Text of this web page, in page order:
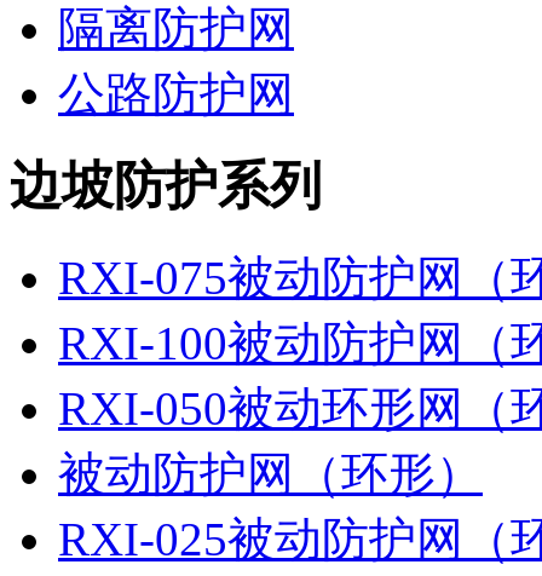
隔离防护网
公路防护网
边坡防护系列
RXI-075被动防护网（
RXI-100被动防护网（
RXI-050被动环形网（
被动防护网（环形）
RXI-025被动防护网（